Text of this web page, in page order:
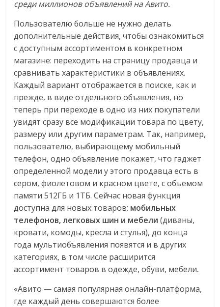
среди миллионов объявлений на Авито.
Пользователю больше не нужно делать
дополнительные действия, чтобы ознакомиться
с доступным ассортиментом в конкретном
магазине: переходить на страницу продавца и
сравнивать характеристики в объявлениях.
Каждый вариант отображается в поиске, как и
прежде, в виде отдельного объявления, но
теперь при переходе в одно из них покупатели
увидят сразу все модификации товара по цвету,
размеру или другим параметрам. Так, например,
пользователю, выбирающему мобильный
телефон, одно объявление покажет, что гаджет
определенной модели у этого продавца есть в
сером, фиолетовом и красном цвете, с объемом
памяти 512ГБ и 1ТБ. Сейчас новая функция
доступна для новых товаров: мобильных
телефонов, легковых шин и мебели(диваны,
кровати, комоды, кресла и стулья), до конца
года мультиобъявления появятся и в других
категориях, в том числе расширится
ассортимент товаров в одежде, обуви, мебели.
«Авито — самая популярная онлайн-платформа,
где каждый день совершаются более